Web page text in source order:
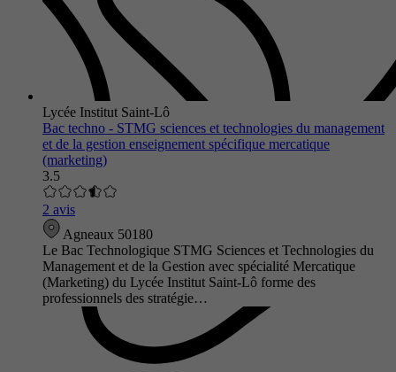
Lycée Institut Saint-Lô
Bac techno - STMG sciences et technologies du management
et de la gestion enseignement spécifique mercatique
(marketing)
3.5
2 avis
Agneaux 50180
Le Bac Technologique STMG Sciences et Technologies du
Management et de la Gestion avec spécialité Mercatique
(Marketing) du Lycée Institut Saint-Lô forme des
professionnels des stratégie…